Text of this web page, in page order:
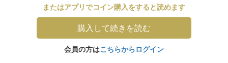
またはアプリでコイン購入をすると読めます
購入して続きを読む
会員の方はこちらからログイン